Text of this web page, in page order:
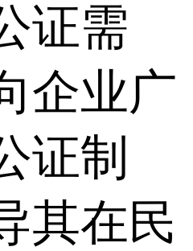
证需
企业广
证制
其在民